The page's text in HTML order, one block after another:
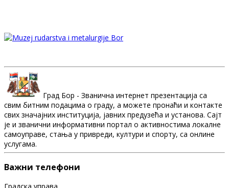
Град Бор - Званична интернет презентација са
свим битним подацима о граду, а можете пронаћи и контакте
свих значајних институција, јавних предузећа и установа. Сајт
је и званични информативни портал о активностима локалне
самоуправе, стања у привреди, култури и спорту, са онлине
услугама.
Важни телефони
Градска управа